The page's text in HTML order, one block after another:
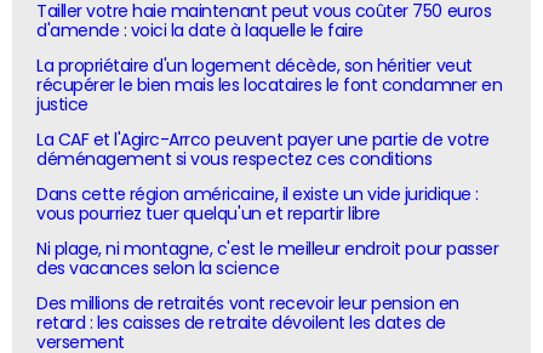
Tailler votre haie maintenant peut vous coûter 750 euros
d'amende : voici la date à laquelle le faire
La propriétaire d'un logement décède, son héritier veut
récupérer le bien mais les locataires le font condamner en
justice
La CAF et l'Agirc-Arrco peuvent payer une partie de votre
déménagement si vous respectez ces conditions
Dans cette région américaine, il existe un vide juridique :
vous pourriez tuer quelqu'un et repartir libre
Ni plage, ni montagne, c'est le meilleur endroit pour passer
des vacances selon la science
Des millions de retraités vont recevoir leur pension en
retard : les caisses de retraite dévoilent les dates de
versement